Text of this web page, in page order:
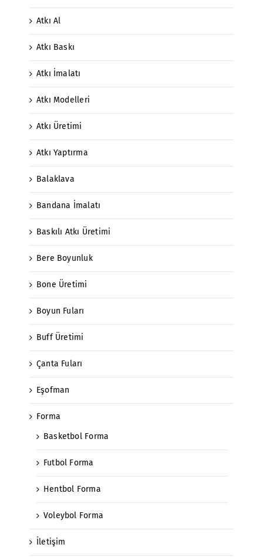
Atkı Al
Atkı Baskı
Atkı İmalatı
Atkı Modelleri
Atkı Üretimi
Atkı Yaptırma
Balaklava
Bandana İmalatı
Baskılı Atkı Üretimi
Bere Boyunluk
Bone Üretimi
Boyun Fuları
Buff Üretimi
Çanta Fuları
Eşofman
Forma
Basketbol Forma
Futbol Forma
Hentbol Forma
Voleybol Forma
İletişim